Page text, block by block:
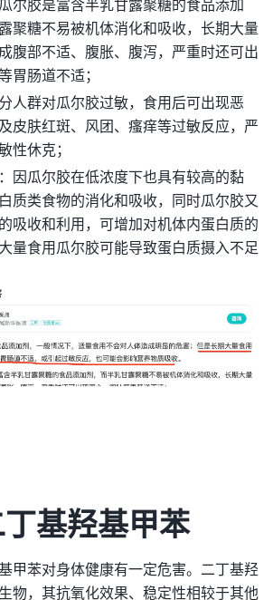
尔胶是富含半乳甘露聚糖的食品添加
聚糖不易被机体消化和吸收，长期大量
腹部不适、腹胀、腹泻，严重时还可出
胃肠道不适；
人群对瓜尔胶过敏，食用后可出现恶
皮肤红斑、风团、瘙痒等过敏反应，严
性休克；
因瓜尔胶在低浓度下也具有较高的黏
质类食物的消化和吸收，同时瓜尔胶又
吸收和利用，可增加对机体内蛋白质的
量食用瓜尔胶可能导致蛋白质摄入不足
基羟基甲苯
甲苯对身体健康有一定危害。二丁基羟
物，其抗氧化效果、稳定性相较于其他